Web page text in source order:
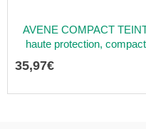
AVENE COMPACT
haute protection,
35,97€